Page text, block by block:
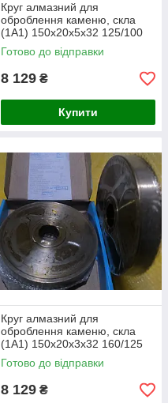
Круг алмазний для
оброблення каменю, скла
(1А1) 150х20х5х32 125/100
АС6 100%
Готово до відправки
8 129 ₴
Купити
Круг алмазний для
оброблення каменю, скла
(1А1) 150х20х3х32 160/125
АС32 50%
Готово до відправки
8 129 ₴